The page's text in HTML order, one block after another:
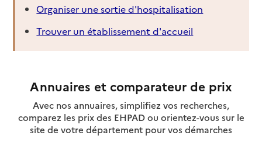
Organiser une sortie d'hospitalisation
Trouver un établissement d'accueil
Annuaires et comparateur de prix
Avec nos annuaires, simplifiez vos recherches,
comparez les prix des EHPAD ou orientez-vous sur le
site de votre département pour vos démarches